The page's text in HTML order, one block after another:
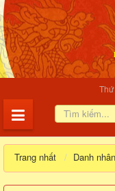
Trang nhất Danh